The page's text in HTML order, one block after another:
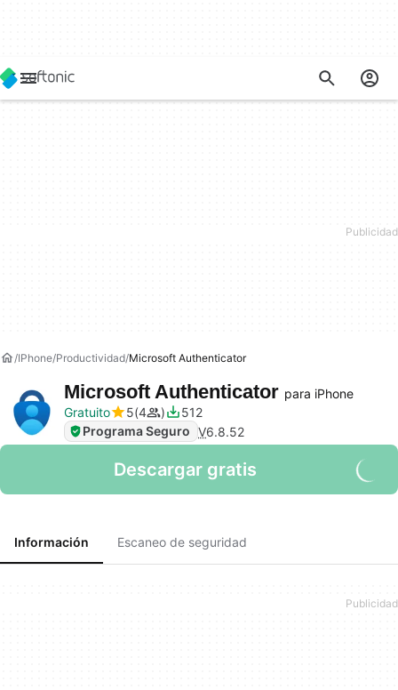
IPhone Productividad Microsoft Authenticator
Microsoft Authenticator para iPhone
Gratuito
5 4
512
Programa Seguro V6.8.52
Descargar gratis
Información Escaneo de seguridad